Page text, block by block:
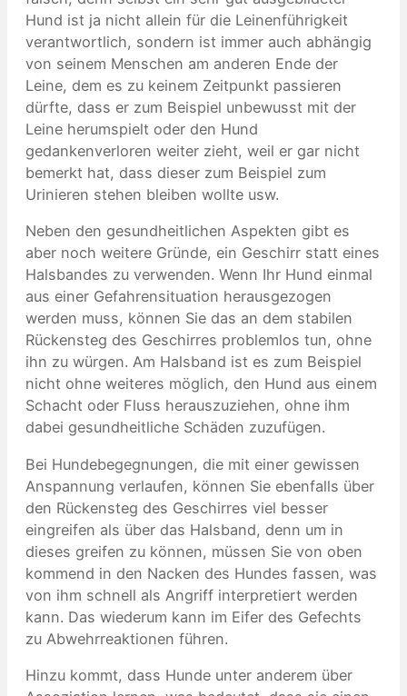
Hund ist ja nicht allein für die Leinenführigkeit
verantwortlich, sondern ist immer auch abhängig
von seinem Menschen am anderen Ende der
Leine, dem es zu keinem Zeitpunkt passieren
dürfte, dass er zum Beispiel unbewusst mit der
Leine herumspielt oder den Hund
gedankenverloren weiter zieht, weil er gar nicht
bemerkt hat, dass dieser zum Beispiel zum
Urinieren stehen bleiben wollte usw.
Neben den gesundheitlichen Aspekten gibt es
aber noch weitere Gründe, ein Geschirr statt eines
Halsbandes zu verwenden. Wenn Ihr Hund einmal
aus einer Gefahrensituation herausgezogen
werden muss, können Sie das an dem stabilen
Rückensteg des Geschirres problemlos tun, ohne
ihn zu würgen. Am Halsband ist es zum Beispiel
nicht ohne weiteres möglich, den Hund aus einem
Schacht oder Fluss herauszuziehen, ohne ihm
dabei gesundheitliche Schäden zuzufügen.
Bei Hundebegegnungen, die mit einer gewissen
Anspannung verlaufen, können Sie ebenfalls über
den Rückensteg des Geschirres viel besser
eingreifen als über das Halsband, denn um in
dieses greifen zu können, müssen Sie von oben
kommend in den Nacken des Hundes fassen, was
von ihm schnell als Angriff interpretiert werden
kann. Das wiederum kann im Eifer des Gefechts
zu Abwehrreaktionen führen.
Hinzu kommt, dass Hunde unter anderem über